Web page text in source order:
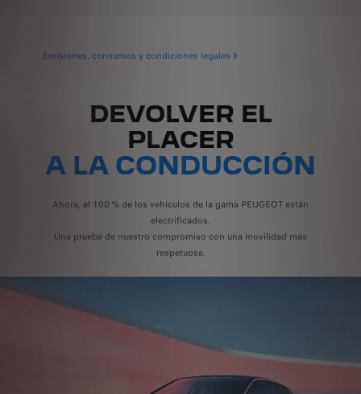
Emisiones, consumos y condiciones legales
DEVOLVER EL
PLACER
A LA CONDUCCIÓN
Ahora, el 100 % de los vehículos de la gama PEUGEOT están
electrificados.
Una prueba de nuestro compromiso con una movilidad más
respetuosa.